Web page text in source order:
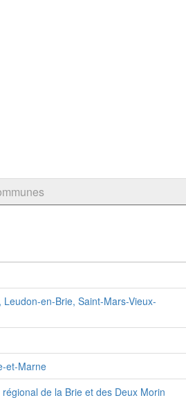
en-Brie, Saint-Mars-Vieux-
et-Marne
de la Brie et des Deux Morin